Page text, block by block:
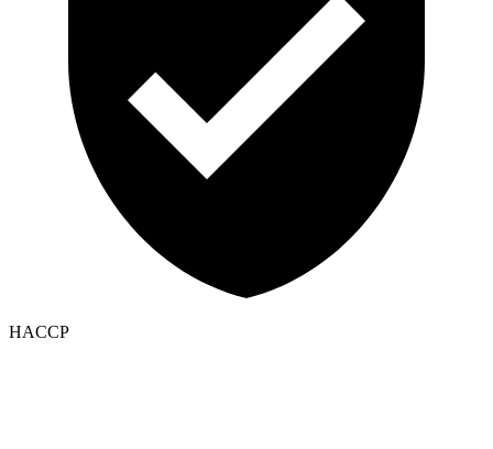
HACCP